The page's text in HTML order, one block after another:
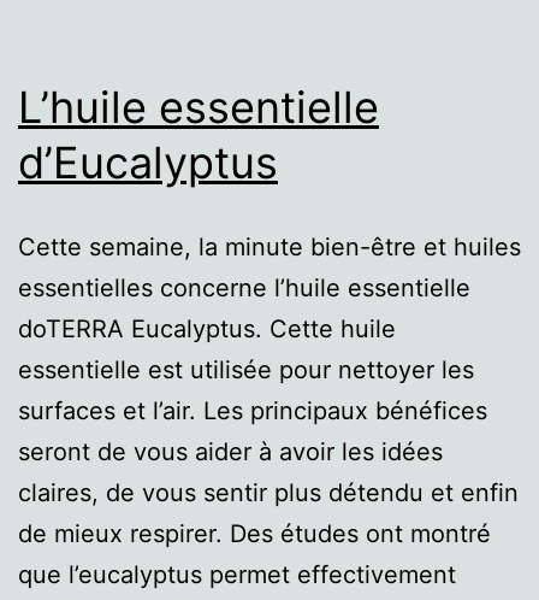
L’huile essentielle
d’Eucalyptus
Cette semaine, la minute bien-être et huiles
essentielles concerne l’huile essentielle
doTERRA Eucalyptus. Cette huile
essentielle est utilisée pour nettoyer les
surfaces et l’air. Les principaux bénéfices
seront de vous aider à avoir les idées
claires, de vous sentir plus détendu et enfin
de mieux respirer. Des études ont montré
que l’eucalyptus permet effectivement